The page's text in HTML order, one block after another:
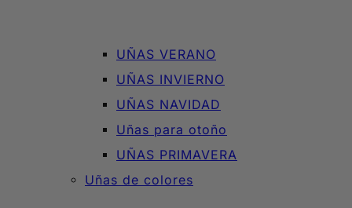
UÑAS VERANO
UÑAS INVIERNO
UÑAS NAVIDAD
Uñas para otoño
UÑAS PRIMAVERA
Uñas de colores